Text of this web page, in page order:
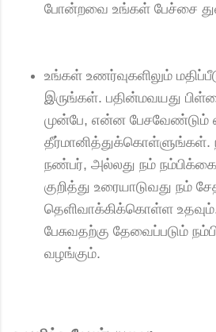
போன்றவை உங்கள் பேச்சை
உங்கள் உணர்வுகளிலும்
இருங்கள். பதின்மவயது
முன்பே, என்ன
தீர்மானித்துக்கொள்ளுங்கள்.
நண்பர், அல்லது நம்
குறித்து உரையாடுவது நம்
தெளிவாக்கிக்கொள்ள
பேசுவதற்கு தேவைப்படும்
வழங்கும்.